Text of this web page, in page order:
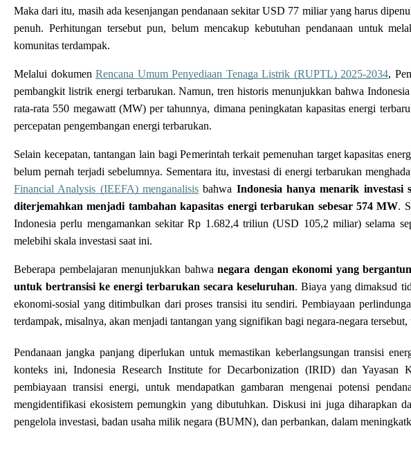
Maka dari itu, masih ada kesenjangan pendanaan sekitar USD 77 miliar yang harus
penuh. Perhitungan tersebut pun, belum mencakup kebutuhan pendanaan untuk
komunitas terdampak.
Melalui dokumen Rencana Umum Penyediaan Tenaga Listrik (RUPTL) 2025-2034,
pembangkit listrik energi terbarukan. Namun, tren historis menunjukkan bahwa
rata-rata 550 megawatt (MW) per tahunnya, dimana peningkatan kapasitas energi
percepatan pengembangan energi terbarukan.
Selain kecepatan, tantangan lain bagi Pemerintah terkait pemenuhan target kapasitas
belum pernah terjadi sebelumnya. Sementara itu, investasi di energi terbarukan
Financial Analysis (IEEFA) menganalisis bahwa Indonesia hanya menarik
diterjemahkan menjadi tambahan kapasitas energi terbarukan sebesar 574 MW.
Indonesia perlu mengamankan sekitar Rp 1.682,4 triliun (USD 105,2 miliar) selama
melebihi skala investasi saat ini.
Beberapa pembelajaran menunjukkan bahwa negara dengan ekonomi yang
untuk bertransisi ke energi terbarukan secara keseluruhan. Biaya yang dimaksud
ekonomi-sosial yang ditimbulkan dari proses transisi itu sendiri. Pembiayaan
terdampak, misalnya, akan menjadi tantangan yang signifikan bagi negara-negara tersebut,
Pendanaan jangka panjang diperlukan untuk memastikan keberlangsungan transisi
konteks ini, Indonesia Research Institute for Decarbonization (IRID) dan Yayasan
pembiayaan transisi energi, untuk mendapatkan gambaran mengenai potensi
mengidentifikasi ekosistem pemungkin yang dibutuhkan. Diskusi ini juga diharapkan
pengelola investasi, badan usaha milik negara (BUMN), dan perbankan, dalam